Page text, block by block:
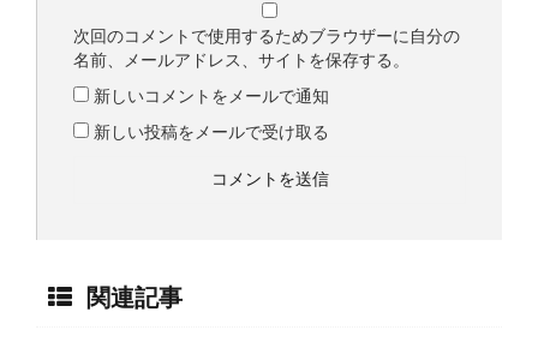
次回のコメントで使用するためブラウザーに自分の
名前、メールアドレス、サイトを保存する。
新しいコメントをメールで通知
新しい投稿をメールで受け取る
関連記事